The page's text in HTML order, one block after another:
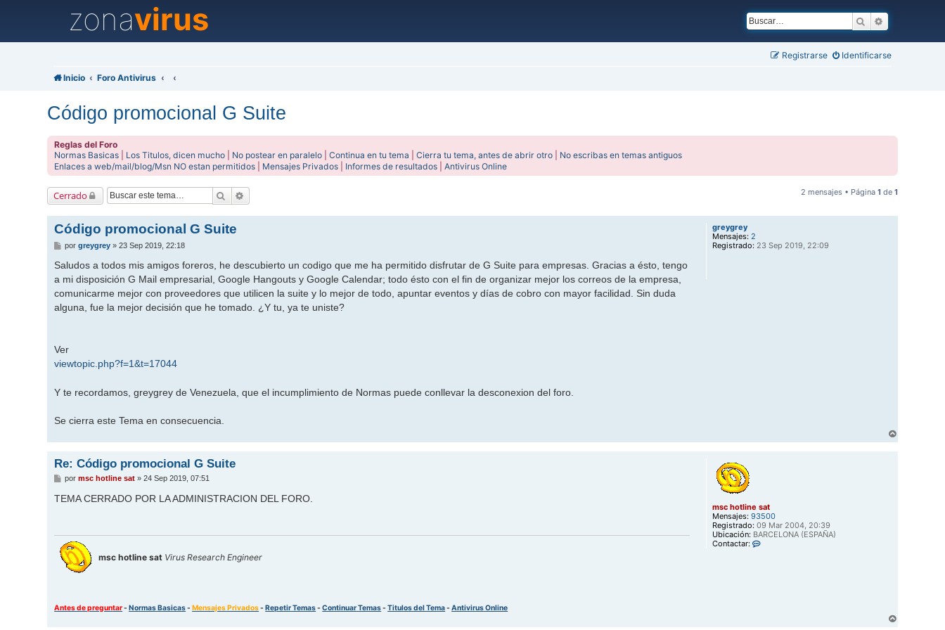
zonavirus Buscar
Identificarse
Registrarse
Inicio Foro Antivirus
Código promocional G Suite
Reglas del Foro
Normas Basicas
Los Titulos, dicen mucho No postear en paralelo |Continua en tu tema |Cierra tu tema, antes de abrir otro
No escribas en temas antiguos
Enlaces a web/mail/blog/Msn NO estan permitidos
Mensajes Privados Informes de resultados |Antivirus Online
Cerrado Buscar 2 mensajes • Página 1 de 1
greygrey
Mensajes: 2
Registrado: 23 Sep 2019, 22:09
Código promocional G Suite
M
n
a
j
e
porgreygrey »23 Sep 2019, 22:18
Saludos a todos mis amigos foreros, he descubierto un codigo que me ha permitido disfrutar de G Suite para empresas. Gracias a ésto, tengo
a mi disposición G Mail empresarial, Google Hangouts y Google Calendar; todo ésto con el fin de organizar mejor los correos de la empresa,
comunicarme mejor con proveedores que utilicen la suite y lo mejor de todo, apuntar eventos y días de cobro con mayor facilidad. Sin duda
alguna, fue la mejor decisión que he tomado. ¿Y tu, ya te uniste?
Ver
viewtopic.php?f=1&t=17044
Y te recordamos, greygrey de Venezuela, que el incumplimiento de Normas puede conllevar la desconexion del foro.
Se cierra este Tema en consecuencia.
r
msc hotline sat
Mensajes: 93500
Registrado: 09 Mar 2004, 20:39
Ubicación: BARCELONA (ESPAÑA)
Contactar:
Re: Código promocional G Suite
M
n
s
pormsc hotline sat »24 Sep 2019, 07:51
TEMA CERRADO POR LA ADMINISTRACION DEL FORO.
msc hotline sat Virus Research Engineer
Antes de preguntar-Normas Basicas-Mensajes Privados-Repetir Temas-Continuar Temas-Titulos del Tema-Antivirus Online